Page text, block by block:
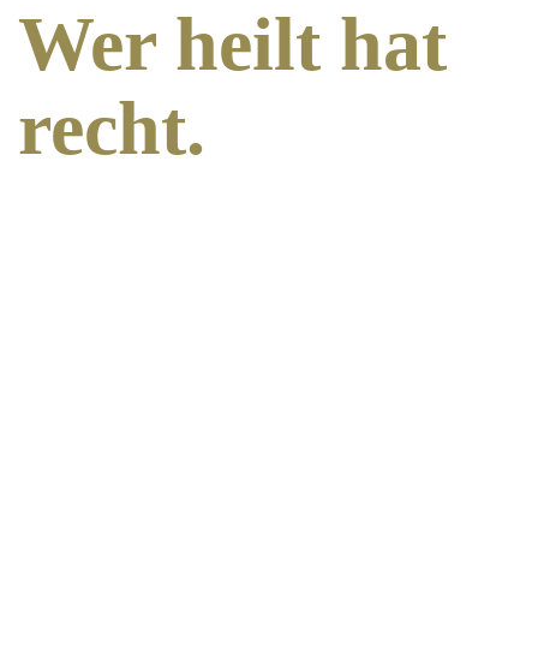
Wer heilt hat
recht.